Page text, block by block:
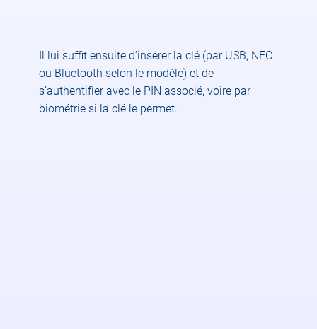
Il lui suffit ensuite d’insérer la clé (par USB, NFC
ou Bluetooth selon le modèle) et de
s’authentifier avec le PIN associé, voire par
biométrie si la clé le permet.